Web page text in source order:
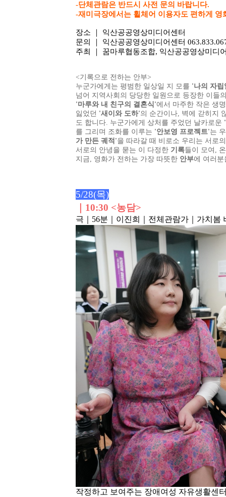
-단체관람은 반드시 사전 문의 바랍니다.
-재미극장에서는 휠체어 이용자도 편하게 영
장소
｜ 익산공공영상미디어센터
문의
｜ 익산공공영상미디어센터
주최
｜ 꿈마루협동조합, 익산공공영상미
<기록으로 전하는 안부>
누군가에게는 평범한 일상일 지 모를 '나의 자립
넘어 지역사회의 당당한 일원으로 등장한 이들
'마루와 내 친구의 결혼식'에서 마주한 작은 생
잃었던 '새이와 도하'의 순간이나, 벽에 갇히지
도 합니다. 누군가에게 상처를 주었던 날카로운
를 그리며 조화를 이루는 '안보영 프로젝트'는
가 만든 궤적'을 따라갈 때 비로소 우리는 서로
서로의 안녕을 묻는 이 다정한 기록들이 모여,
지금, 영화가 전하는 가장 따뜻한 안부에 여러
5/28(목)
10:30 <농담>
극 ｜56분 ｜이진희 ｜전체관람가 ｜가치봄
작정하고 보여주는 장애여성 자유생활센